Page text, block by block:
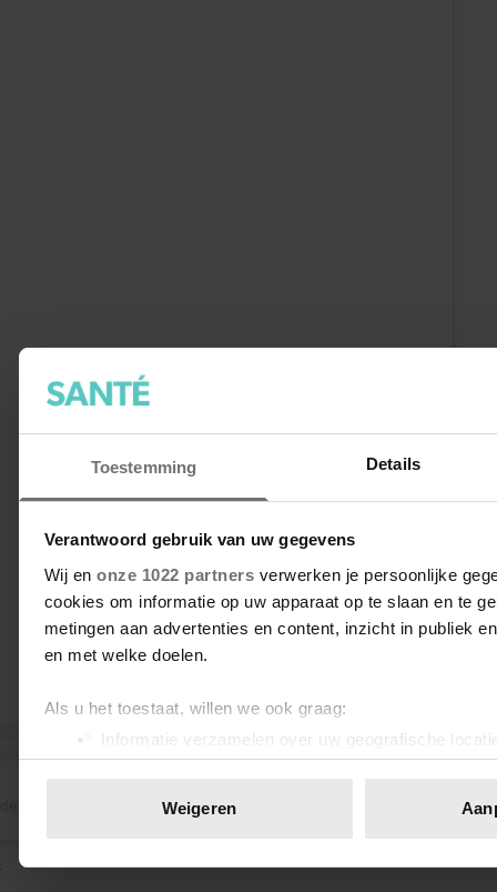
Toestemming Details
Verantwoord gebruik van uw gegevens
Wij en onze 1022 partners verwerken je persoonlijke
cookies om informatie op uw apparaat op te slaan en te
metingen aan advertenties en content, inzicht in publiek
en met welke doelen.
Als u het toestaat, willen we ook graag:
Informatie verzamelen over uw geografische
Uw apparaat identificeren door het actief te
toestemming op elk moment wijzigen of intrekken in de
Weigeren
Dit bericht op Instagram bekijken
door IKEA Hacks & Ideas (@ikeahacksandideas)